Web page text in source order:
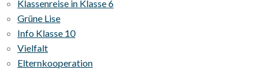
Klassenreise in Klasse 6
Grüne Lise
Info Klasse 10
Vielfalt
Elternkooperation